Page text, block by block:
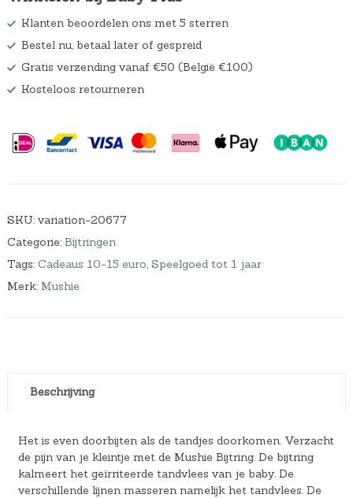
Klanten beoordelen ons met 5 sterren
Bestel nu, betaal later of gespreid
Gratis verzending vanaf €50 (België €100)
Kosteloos retourneren
SKU: variation-20677
Categorie: Bijtringen
Tags: Cadeaus 10-15 euro, Speelgoed tot 1 jaar
Merk: Mushie
Beschrijving
Het is even doorbijten als de tandjes doorkomen. Verzacht
de pijn van je kleintje met de Mushie Bijtring. De bijtring
kalmeert het geïrriteerde tandvlees van je baby. De
verschillende lijnen masseren namelijk het tandvlees. De